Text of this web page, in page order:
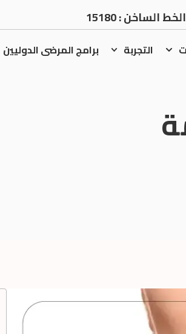
الخط الساخن :15180
التجربة برامج المرضى الدوليين